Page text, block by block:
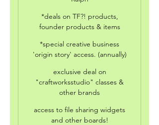
*deals on TF?! products,
founder products & items
*special creative business
'origin story' access. (annually)
exclusive deal on
"craftworksstudio" classes &
other brands
access to file sharing widgets
and other boards!